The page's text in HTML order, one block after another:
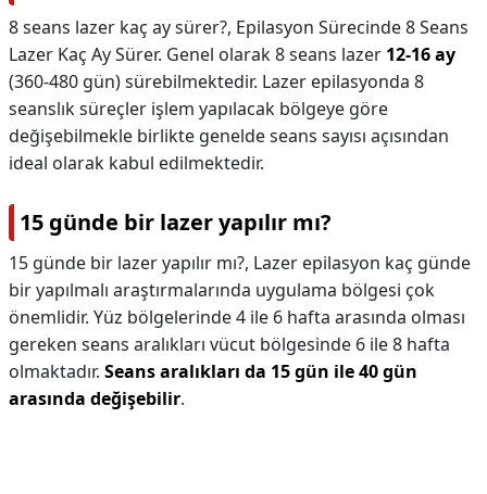
8 seans lazer kaç ay sürer?, Epilasyon Sürecinde 8 Seans
Lazer Kaç Ay Sürer. Genel olarak 8 seans lazer 12-16 ay
(360-480 gün) sürebilmektedir. Lazer epilasyonda 8
seanslık süreçler işlem yapılacak bölgeye göre
değişebilmekle birlikte genelde seans sayısı açısından
ideal olarak kabul edilmektedir.
15 günde bir lazer yapılır mı?
15 günde bir lazer yapılır mı?, Lazer epilasyon kaç günde
bir yapılmalı araştırmalarında uygulama bölgesi çok
önemlidir. Yüz bölgelerinde 4 ile 6 hafta arasında olması
gereken seans aralıkları vücut bölgesinde 6 ile 8 hafta
olmaktadır. Seans aralıkları da 15 gün ile 40 gün
arasında değişebilir.